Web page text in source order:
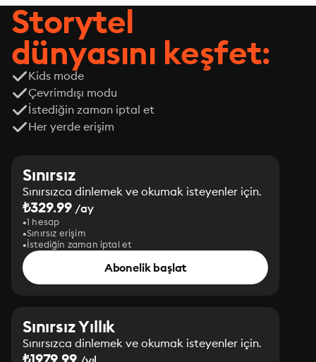
Storytel
dünyasını keşfet:
Kids mode
Çevrimdışı modu
İstediğin zaman iptal et
Her yerde erişim
Sınırsız
Sınırsızca dinlemek ve okumak isteyenler için.
₺329.99 /ay
1 hesap
Sınırsız erişim
İstediğin zaman iptal et
Abonelik başlat
Sınırsız Yıllık
Sınırsızca dinlemek ve okumak isteyenler için.